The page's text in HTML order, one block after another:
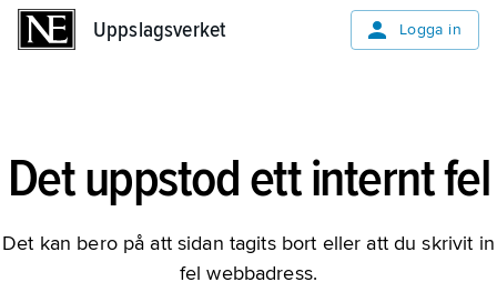
Uppslagsverket Logga in
Det uppstod ett internt fel
Det kan bero på att sidan tagits bort eller att du skrivit in
fel webbadress.